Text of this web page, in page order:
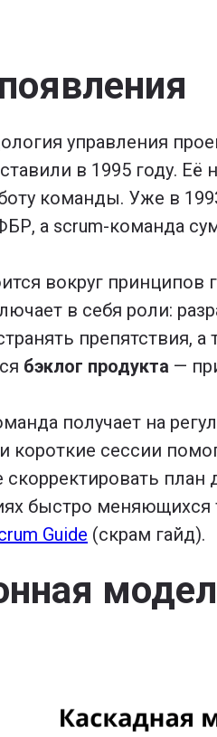
управления
в 1995 году. Её
команды. Уже в
а scrum-команда
вокруг
в себя роли:
бэклог продукта —
получает на
короткие сессии
быстро меняющихся
Guide (скрам гайд).